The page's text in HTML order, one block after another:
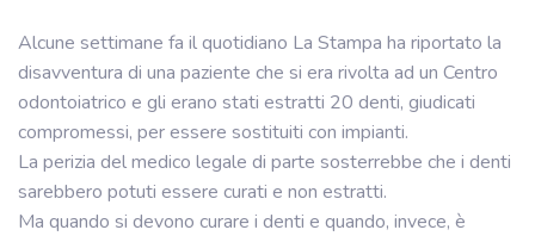
Alcune settimane fa il quotidiano La Stampa ha riportato la
disavventura di una paziente che si era rivolta ad un Centro
odontoiatrico e gli erano stati estratti 20 denti, giudicati
compromessi, per essere sostituiti con impianti.
La perizia del medico legale di parte sosterrebbe che i denti
sarebbero potuti essere curati e non estratti.
Ma quando si devono curare i denti e quando, invece, è